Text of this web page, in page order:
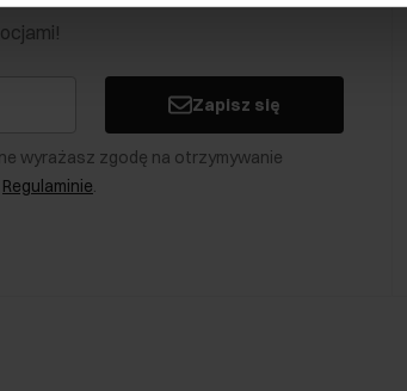
Zapisz się
wyrażasz zgodę na otrzymywanie
Regulaminie.